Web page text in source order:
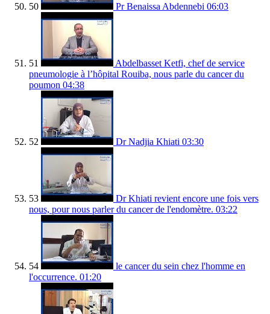
50 Pr Benaissa Abdennebi 06:03
51
Abdelbasset Ketfi, chef de service
pneumologie à l’hôpital Rouiba, nous parle du cancer du
poumon 04:38
52 Dr Nadjia Khiati 03:30
53
Dr Khiati revient encore une fois vers
nous, pour nous parler du cancer de l'endomètre. 03:22
54
le cancer du sein chez l'homme en
l'occurrence. 01:20